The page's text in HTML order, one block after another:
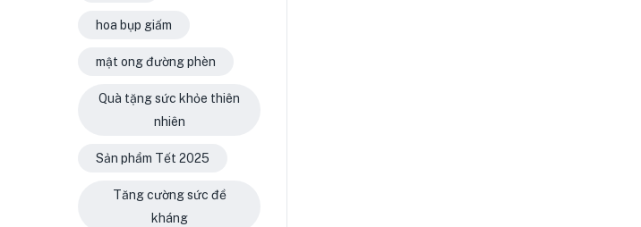
hoa bụp giấm
mật ong đường phèn
Quà tặng sức khỏe thiên
nhiên
Sản phẩm Tết 2025
Tăng cường sức đề
kháng